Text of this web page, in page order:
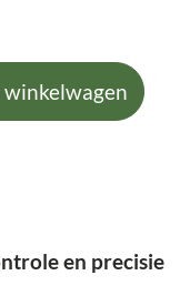
winkelwagen
en precisie